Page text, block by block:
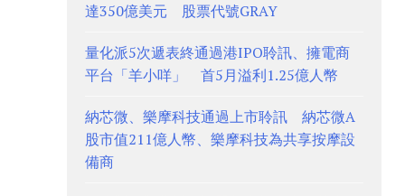
達350億美元 股票代號GRAY
量化派5次遞表終通過港IPO聆訊、擁電商
平台「羊小咩」 首5月溢利1.25億人幣
納芯微、樂摩科技通過上市聆訊 納芯微A
股市值211億人幣、樂摩科技為共享按摩設
備商